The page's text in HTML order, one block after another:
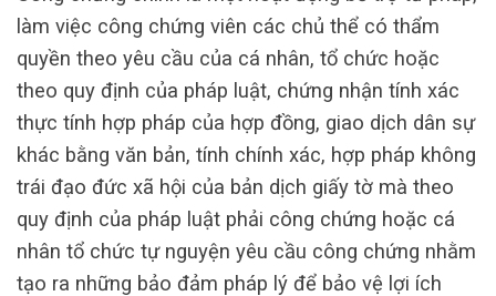
làm việc công chứng viên các chủ thể có thẩm
quyền theo yêu cầu của cá nhân, tổ chức hoặc
theo quy định của pháp luật, chứng nhận tính xác
thực tính hợp pháp của hợp đồng, giao dịch dân sự
khác bằng văn bản, tính chính xác, hợp pháp không
trái đạo đức xã hội của bản dịch giấy tờ mà theo
quy định của pháp luật phải công chứng hoặc cá
nhân tổ chức tự nguyện yêu cầu công chứng nhằm
tạo ra những bảo đảm pháp lý để bảo vệ lợi ích